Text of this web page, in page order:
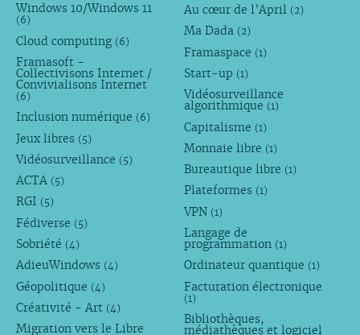
Windows 10/Windows 11
(6)
Cloud computing (6)
Framasoft -
Collectivisons Internet /
Convivialisons Internet
(6)
Inclusion numérique (6)
Jeux libres (5)
Vidéosurveillance (5)
ACTA (5)
RGI (5)
Fédiverse (5)
Sobriété (4)
AdieuWindows (4)
Géopolitique (4)
Créativité - Art (4)
Migration vers le Libre
Au cœur de l’April (2)
Ma Dada (2)
Framaspace (1)
Start-up (1)
Vidéosurveillance
algorithmique (1)
Capitalisme (1)
Monnaie libre (1)
Bureautique libre (1)
Plateformes (1)
VPN (1)
Langage de
programmation (1)
Ordinateur quantique (1)
Facturation électronique
(1)
Bibliothèques,
médiathèques et logiciel